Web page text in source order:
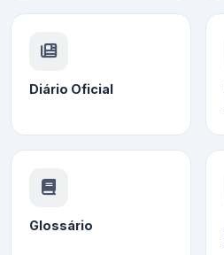
Diário Oficial
Glossário